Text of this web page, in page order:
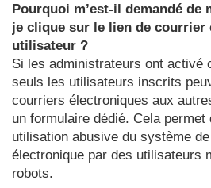
Pourquoi m’est-il demandé de
je clique sur le lien de courrier
utilisateur ?
Si les administrateurs ont activé
seuls les utilisateurs inscrits
courriers électroniques aux
un formulaire dédié. Cela permet
utilisation abusive du système
électronique par des utilisateurs
robots.